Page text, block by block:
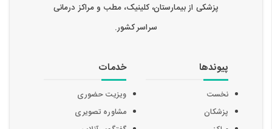
پزشکی از بیمارستان، کلینیک، مطب و مراکز درمانی
سراسر کشور.
پیوندها
نخست
پزشکان
خدمات
ویزیت حضوری
مشاوره تصویری